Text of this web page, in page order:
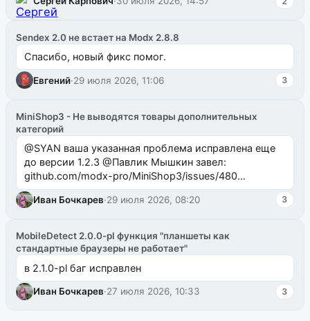
Sendex 2.0 не встает на Modx 2.8.8
Спасибо, новый фикс помог.
Евгений·29 июля 2026, 11:06 3
MiniShop3 - Не выводятся товары дополнительных
категорий
@SYAN ваша указанная проблема исправлена еще
до версии 1.2.3 @Павлик Мышкин завел:
github.com/modx-pro/MiniShop3/issues/480
github.com/modx-pro/MiniShop3/issues/481Исправим
в б...
Иван Бочкарев·29 июля 2026, 08:20 3
MobileDetect 2.0.0-pl функция "планшеты как
стандартные браузеры не работает"
в 2.1.0-pl баг исправлен
Иван Бочкарев·27 июля 2026, 10:33 3